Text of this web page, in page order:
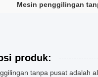
Mesin penggilingan
produk:
tanpa pusat adalah